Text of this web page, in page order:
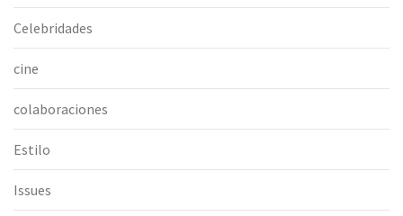
Celebridades
cine
colaboraciones
Estilo
Issues